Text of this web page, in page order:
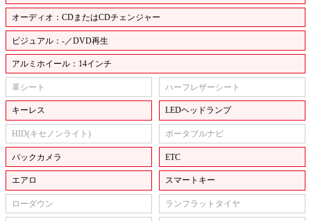
オーディオ：CDまたはCDチェンジャー
ビジュアル：-／DVD再生
アルミホイール：14インチ
革シート ハーフレザーシート
キーレス LEDヘッドランプ
HID(キセノンライト) ポータブルナビ
バックカメラ ETC
エアロ スマートキー
ローダウン ランフラットタイヤ